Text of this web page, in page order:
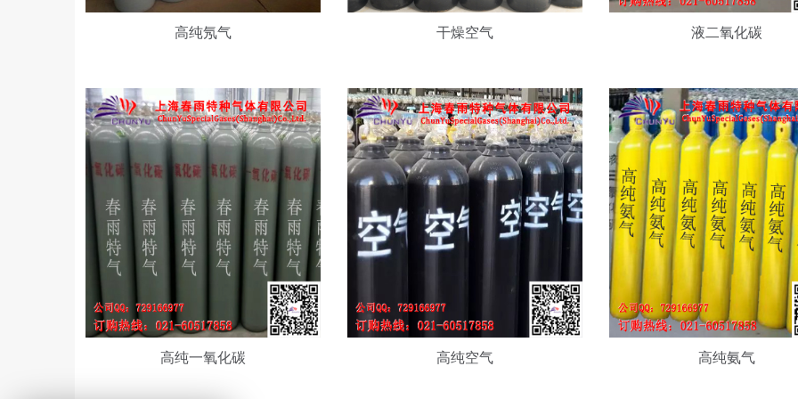
高纯氖气 干燥空气 液二氧化碳
氧
高纯一氧化碳
气
高纯空气
气
高纯氨气